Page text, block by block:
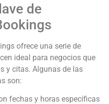
de
ofrece una serie de
ideal para negocios que
y citas. Algunas de las
son:
fechas y horas específicas